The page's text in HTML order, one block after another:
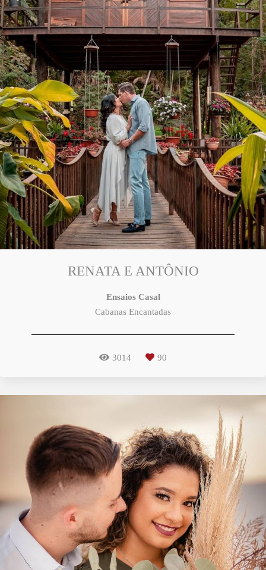
RENATA E ANTÔNIO
Ensaios Casal
Cabanas Encantadas
3014 90